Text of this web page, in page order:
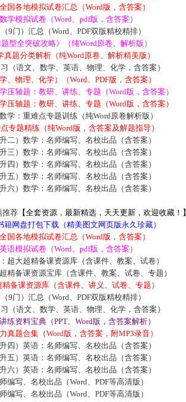
国各地模拟试卷汇总（Word版，含答案）
学模拟试卷（Word、pdf版，含答案）
9门）汇总（Word、PDF双版精校精排）
型全突破攻略》（纯Word原卷、解析版）
题分类解析（纯Word原卷、解析精美版）
（语文、数学、英语、物理、化学，含答案）
、物理、化学）（Word、PDF版，含答案）
压轴题：教研、讲练、专题（Word版，含答案）
压轴题：教研、讲练、专题（Word版，含答案）
学：重难点专题训练（纯Word原卷解析版）
专题精练（纯Word版，含答案及解题指导）
二）数学：名师编写、名校出品（含答案）
三）数学：名师编写、名校出品（含答案）
四）数学：名师编写、名校出品（含答案）
五）数学：名师编写、名校出品（含答案）
六）数学：名师编写、名校出品（含答案）
推荐【全套资源，最新精选，天天更新，欢迎收藏！】
网盘打包下载（精美图文网页版永久珍藏）
国各地模拟试卷汇总（Word版，含答案）
语模拟试卷（Word、pdf版，含答案）
超大超精备课资源库（含课件、教案、试卷）
精备课资源宝库（含课件、教案、试卷、专题）
备课资源库（含课件、讲义、试卷、专题）
9门）汇总（Word、PDF双版精校精排）
（语文、数学、英语、物理、化学，含答案）
练资料宝典（PPT、Word版，含答案解析）
真题合集（Word版，含答案，附MP3录音）
四）英语：名师编写、名校出品（含答案）
五）英语：名师编写、名校出品（含答案）
六）英语：名师编写、名校出品（含答案）
编写、名校出品（Word、PDF等高清版）
编写、名校出品（Word、PDF等高清版）